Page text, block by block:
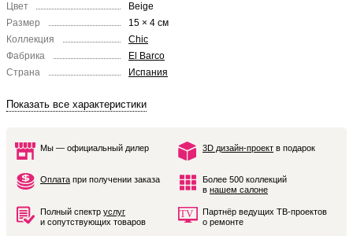
Цвет
Beige
Размер
15 × 4 см
Коллекция
Chic
Фабрика
El Barco
Страна
Испания
Показать все характеристики
Мы — официальный дилер 3D дизайн-проект в подарок
Оплата при получении заказа
Более 500 коллекций
в нашем салоне
Полный спектр услуг
и сопутствующих товаров
Партнёр ведущих ТВ-проектов
о ремонте